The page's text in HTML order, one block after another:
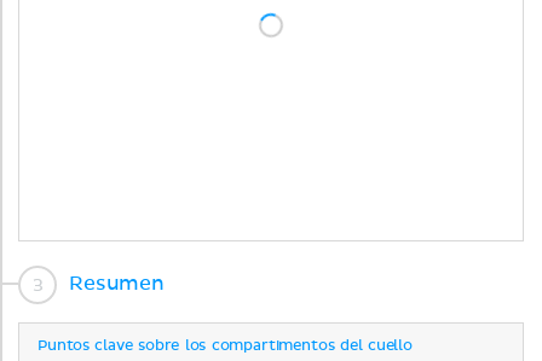
Resumen
Puntos clave sobre los compartimentos del cuello